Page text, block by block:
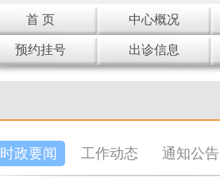
首 页 中心概况
预约挂号 出诊信息
时政要闻 工作动态 通知公告